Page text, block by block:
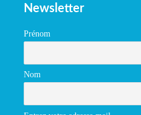
Newsletter
Prénom
Nom